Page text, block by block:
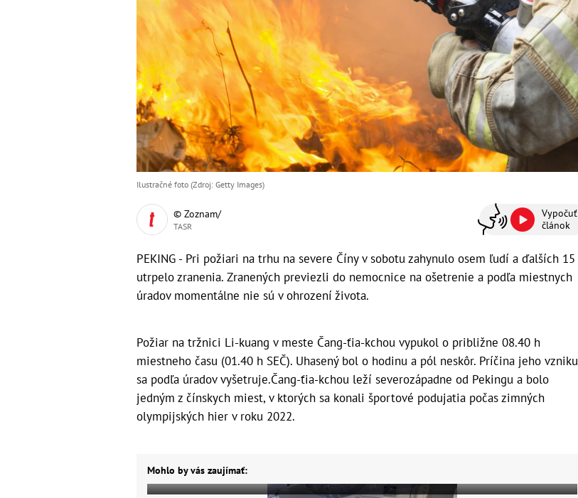
Ilustračné foto (Zdroj: Getty Images)
© Zoznam/
TASR
Vypočuť
článok
PEKING - Pri požiari na trhu na severe Číny v sobotu zahynulo osem ľudí a ďalších 15
utrpelo zranenia. Zranených previezli do nemocnice na ošetrenie a podľa miestnych
úradov momentálne nie sú v ohrození života.
Požiar na tržnici Li-kuang v meste Čang-ťia-kchou vypukol o približne 08.40 h
miestneho času (01.40 h SEČ). Uhasený bol o hodinu a pól neskôr. Príčina jeho vzniku
sa podľa úradov vyšetruje.Čang-ťia-kchou leží severozápadne od Pekingu a bolo
jedným z čínskych miest, v ktorých sa konali športové podujatia počas zimných
olympijských hier v roku 2022.
Mohlo by vás zaujímať: